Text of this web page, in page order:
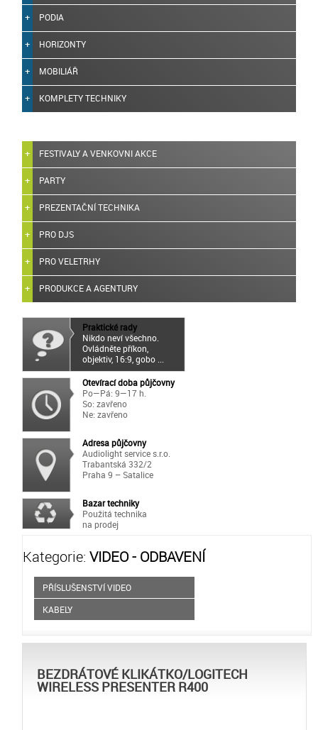
PODIA
HORIZONTY
MOBILIÁŘ
KOMPLETY TECHNIKY
FESTIVALY A VENKOVNI AKCE
PARTY
PREZENTAČNÍ TECHNIKA
PRO DJS
PRO VELETRHY
PRODUKCE A AGENTURY
Praktické rady
Nikdo neví všechno.
Ovládněte příkon,
objektiv, 16:9, gobo ...
Otevírací doba půjčovny
Po—Pá: 9—17 h.
So: zavřeno
Ne: zavřeno
Adresa půjčovny
Audiolight service s.r.o.
Trabantská 332/2
Praha 9 – Satalice
Bazar techniky
Použitá technika
na prodej
Kategorie:VIDEO - ODBAVENÍ
PŘÍSLUŠENSTVÍ VIDEO
KABELY
BEZDRÁTOVÉ KLIKÁTKO/LOGITECH
WIRELESS PRESENTER R400